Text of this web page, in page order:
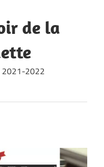
de la
2021-2022